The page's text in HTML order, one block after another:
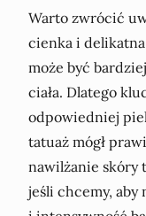
Warto zwrócić
cienka i
może być
ciała. Dlatego
odpowiedniej
tatuaż mógł
nawilżanie skóry
jeśli chcemy, aby